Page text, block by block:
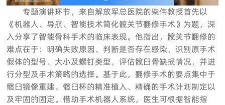
专题演讲环节，来自解放军总医院的柴伟教授首先以
《机器人、导航、智能技术简化髋关节翻修手术》为题，深
入分享了智能骨科手术的临床表现。他指出，髋关节翻修的
难点在于：明确失败原因、判断是否存在感染、识别原手术
假体的型号、大小及螺钉类型，评估髋臼骨缺损情况，并进
行分型及手术策略的选择。基于此，翻修手术的要点集中于
髋臼镜像重建、髋臼杯的精准植入、精确的手术计划制定以
及牢固的固定。借助手术机器人系统，医生可根据智能指